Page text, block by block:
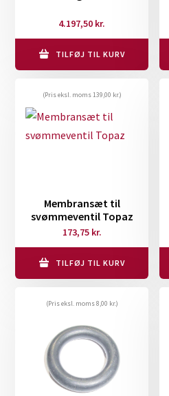
4.197,50 kr.
TILFØJ TIL KURV
(Pris eksl. moms139,00 kr.)
Membransæt til
svømmeventil Topaz
173,75 kr.
TILFØJ TIL KURV
(Pris eksl. moms8,00 kr.)